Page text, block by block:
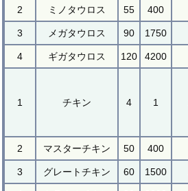
2 ミノタウロス 55 400
3 メガタウロス 90 1750
4 ギガタウロス 120 4200
1 チキン 4 1
2 マスターチキン 50 400
3 グレートチキン 60 1500